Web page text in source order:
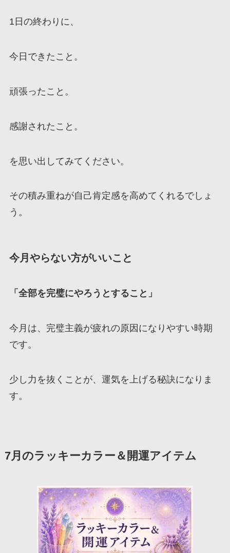
1日の終わりに、
今日できたこと。
頑張ったこと。
感謝されたこと。
を思い出してみてください。
その積み重ねが自己肯定感を高めてくれるでしょ
う。
今月やらない方がいいこと
「全部を完璧にやろうとすること」
今月は、完璧主義が疲れの原因になりやすい時期
です。
少し力を抜くことが、運気を上げる秘訣になりま
す。
7月のラッキーカラー＆開運アイテム